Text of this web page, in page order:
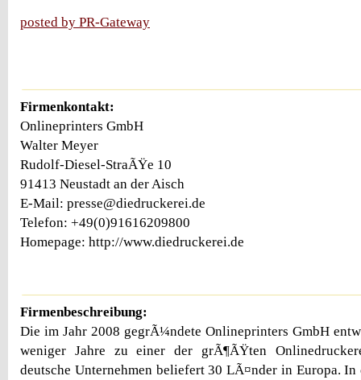
posted by PR-Gateway
Firmenkontakt:
Onlineprinters GmbH
Walter Meyer
Rudolf-Diesel-StraÃŸe 10
91413 Neustadt an der Aisch
E-Mail: presse@diedruckerei.de
Telefon: +49(0)91616209800
Homepage: http://www.diedruckerei.de
Firmenbeschreibung:
Die im Jahr 2008 gegrÃ¼ndete Onlineprinters GmbH
weniger Jahre zu einer der grÃ¶ÃŸten
deutsche Unternehmen beliefert 30 LÃ¤nder in Europa.